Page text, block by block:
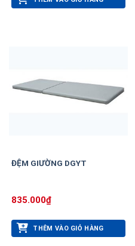
ĐỆM GIƯỜNG DGYT
835.000₫
THÊM VÀO GIỎ HÀNG